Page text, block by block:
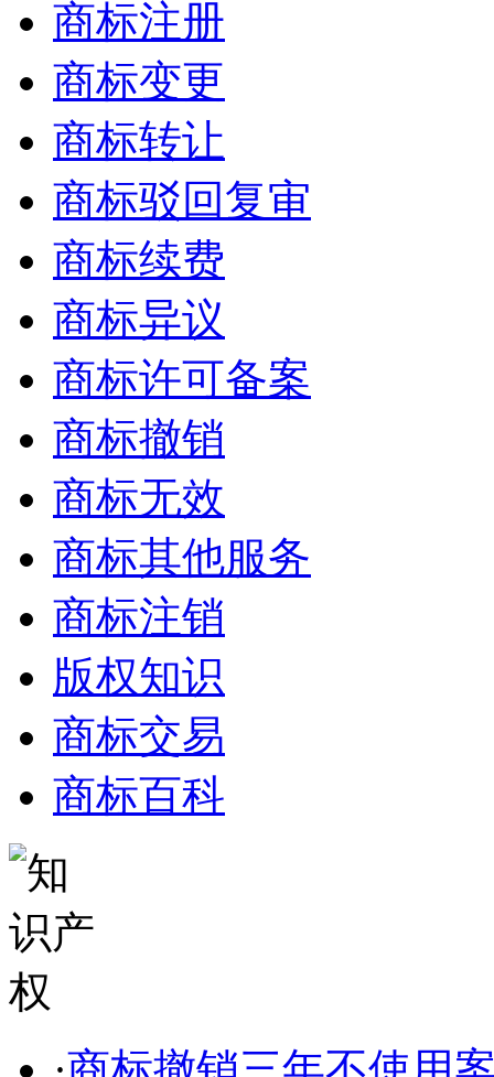
商标注册
商标变更
商标转让
商标驳回复审
商标续费
商标异议
商标许可备案
商标撤销
商标无效
商标其他服务
商标注销
版权知识
商标交易
商标百科